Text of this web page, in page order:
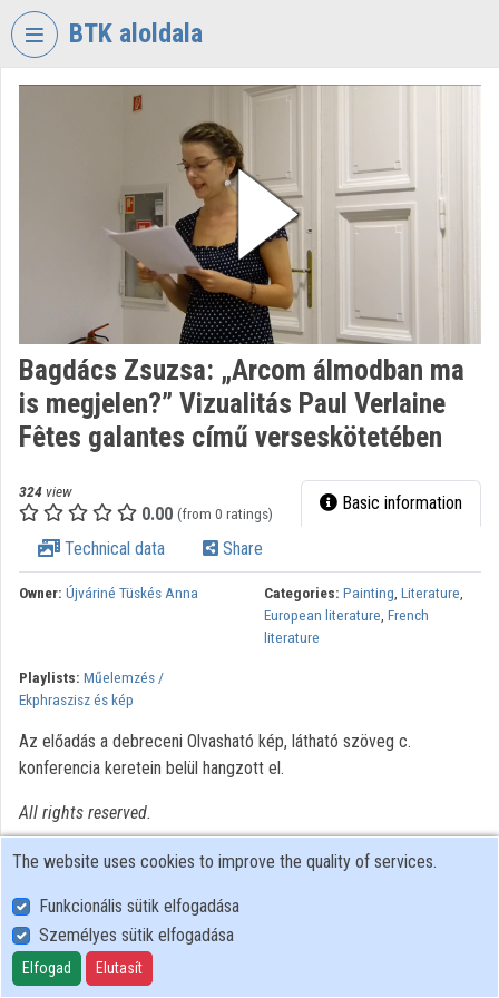
Skip header
BTK aloldala
TORIUM
Organization home
Organization discovery
Categories
Organization playlists
Organizations
Contributors
Bagdács Zsuzsa: „Arcom álmodban ma
is megjelen?” Vizualitás Paul Verlaine
Fêtes galantes című verseskötetében
324 view
0.00 (from 0 ratings) Basic information
Technical data Share
Owner: Újváriné Tüskés Anna Categories: Painting, Literature,
European literature, French
literature
Playlists: Műelemzés /
Ekphraszisz és kép
Az előadás a debreceni Olvasható kép, látható szöveg c.
konferencia keretein belül hangzott el.
All rights reserved.
User Policy
Adatkezelési tájékoztató (en)
Cookie Policy
The website uses cookies to improve the quality of services.
Funkcionális sütik elfogadása
Személyes sütik elfogadása
Elfogad Elutasít